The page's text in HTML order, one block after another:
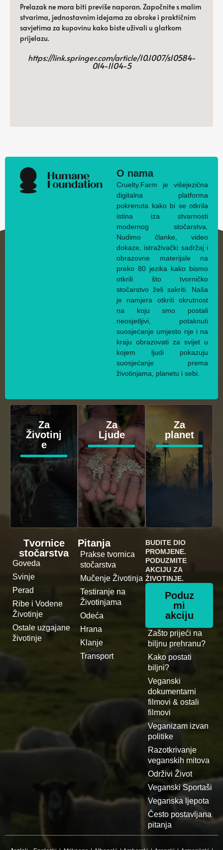
Prelazak ne mora biti previše naporan. Započnite s malim
stvarima, jednostavnim idejama za obroke i praktičnim
savjetima za kupovinu kako biste uživali u glatkom
prijelazu.
https://link.springer.com/article/10.1007/s10584-
014-1104-5
O nama
Cruelty.Farm je višejezična
digitalna platforma
pokrenuta kako bi se otkrila
istina iza stvarnosti
modernog stočarstva.
Nudimo članke, video
dokaze, istraživački sadržaj i
obrazovne materijale na
preko 80 jezika kako bismo
otkrili što tvorničko
stočarstvo želi sakriti. Naša
je namjera otkriti okrutnost
na koju smo postali
neosjetljivi, potaknuti
suosjećanje umjesto nje i na
kraju obrazovati za svijet u
kojem ljudi pokazuju
suosjećanje prema
životinjama, planetu i sebi.
Za
Životinj
e
Za
Ljude
Za
planet
Tvornice
stočarstva
Goveda
Svinje
Perad
Ribe i Vodene
Životinje
Ostale uzgajane
životinje
Pitanja
Prakse tvornica
stočarstva
Mučenje Životinja
Testiranje na
Životinjama
Odeća
Hrana
Klanje
Transport
BUDITE DIO
PROMJENE.
PODUZMITE
AKCIJU ZA
ŽIVOTINJE.
Poduz
mi
akciju
Zašto prijeći na
biljnu prehranu?
Kako postati
biljni?
Veganski
dokumentarni
filmovi & ostali
filmovi
Veganizam izvan
politike
Razotkrivanje
veganskih mitova
Održivi Život
Veganski Sportaši
Veganska ljepota
Često postavljana
pitanja